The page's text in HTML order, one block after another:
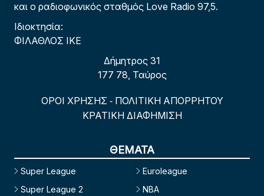
και ο ραδιοφωνικός σταθμός Love Radio 97,5.
Ιδιοκτησία:
ΦΙΛΑΘΛΟΣ ΙΚΕ
Δήμητρος 31
177 78, Ταύρος
ΟΡΟΙ ΧΡΗΣΗΣ - ΠΟΛΙΤΙΚΗ ΑΠΟΡΡΗΤΟΥ
ΚΡΑΤΙΚΗ ΔΙΑΦΗΜΙΣΗ
ΘΕΜΑΤΑ
Super League
Super League 2
Euroleague
NBA